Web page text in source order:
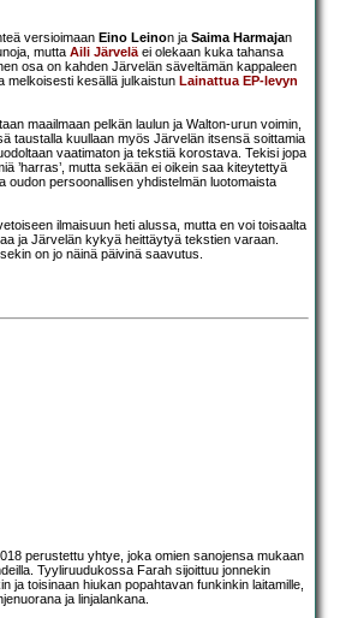
versioimaan Eino Leinon ja Saima Harmajan
mutta Aili Järveläei olekaan kuka tahansa
osa on kahden Järvelän säveltämän kappaleen
melkoisesti kesällä julkaistun Lainattua EP-levyn
maailmaan pelkän laulun ja Walton-urun voimin,
taustalla kuullaan myös Järvelän itsensä soittamia
vaatimaton ja tekstiä korostava. Tekisi jopa
’harras’, mutta sekään ei oikein saa kiteytettyä
oudon persoonallisen yhdistelmän luotomaista
ilmaisuun heti alussa, mutta en voi toisaalta
ja Järvelän kykyä heittäytyä tekstien varaan.
on jo näinä päivinä saavutus.
perustettu yhtye, joka omien sanojensa mukaan
Tyyliruudukossa Farah sijoittuu jonnekin
ja toisinaan hiukan popahtavan funkinkin laitamille,
ja linjalankana.